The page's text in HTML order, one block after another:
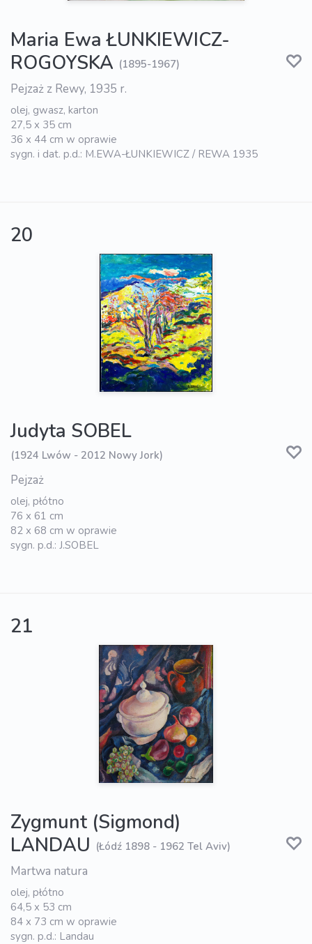
Maria Ewa ŁUNKIEWICZ-
ROGOYSKA (1895-1967)
Pejzaż z Rewy, 1935 r.
olej, gwasz, karton
27,5 x 35 cm
36 x 44 cm w oprawie
sygn. i dat. p.d.: M.EWA-ŁUNKIEWICZ / REWA 1935
20
Judyta SOBEL
(1924 Lwów - 2012 Nowy Jork)
Pejzaż
olej, płótno
76 x 61 cm
82 x 68 cm w oprawie
sygn. p.d.: J.SOBEL
21
Zygmunt (Sigmond)
LANDAU (Łódź 1898 - 1962 Tel Aviv)
Martwa natura
olej, płótno
64,5 x 53 cm
84 x 73 cm w oprawie
sygn. p.d.: Landau